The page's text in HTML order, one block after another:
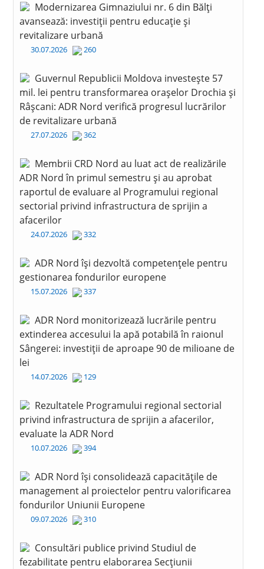
Modernizarea Gimnaziului nr. 6 din Bălți
avansează: investiții pentru educație și
revitalizare urbană
30.07.2026 260
Guvernul Republicii Moldova investește 57
mil. lei pentru transformarea orașelor Drochia și
Râșcani: ADR Nord verifică progresul lucrărilor
de revitalizare urbană
27.07.2026 362
Membrii CRD Nord au luat act de realizările
ADR Nord în primul semestru și au aprobat
raportul de evaluare al Programului regional
sectorial privind infrastructura de sprijin a
afacerilor
24.07.2026 332
ADR Nord își dezvoltă competențele pentru
gestionarea fondurilor europene
15.07.2026 337
ADR Nord monitorizează lucrările pentru
extinderea accesului la apă potabilă în raionul
Sângerei: investiții de aproape 90 de milioane de
lei
14.07.2026 129
Rezultatele Programului regional sectorial
privind infrastructura de sprijin a afacerilor,
evaluate la ADR Nord
10.07.2026 394
ADR Nord își consolidează capacitățile de
management al proiectelor pentru valorificarea
fondurilor Uniunii Europene
09.07.2026 310
Consultări publice privind Studiul de
fezabilitate pentru elaborarea Secțiunii